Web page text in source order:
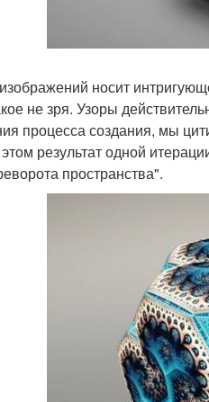
носит
не зря. Узоры
процесса создания, мы
результат одной
пространства".